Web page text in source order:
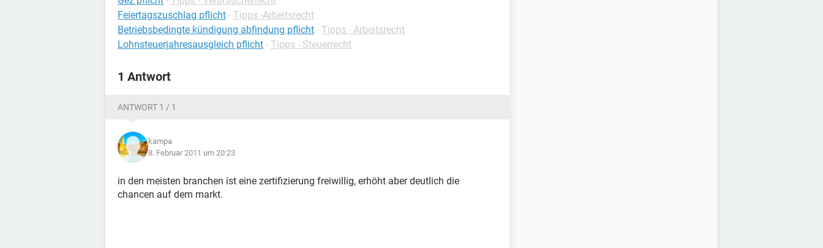
Feiertagszuschlag pflicht - Tipps -Arbeitsrecht
Betriebsbedingte kündigung abfindung pflicht - Tipps - Arbeitsrecht
Lohnsteuerjahresausgleich pflicht - Tipps - Steuerrecht
1 Antwort
ANTWORT 1 / 1
kampa
8. Februar 2011 um 20:23
in den meisten branchen ist eine zertifizierung freiwillig, erhöht aber deutlich die
chancen auf dem markt.